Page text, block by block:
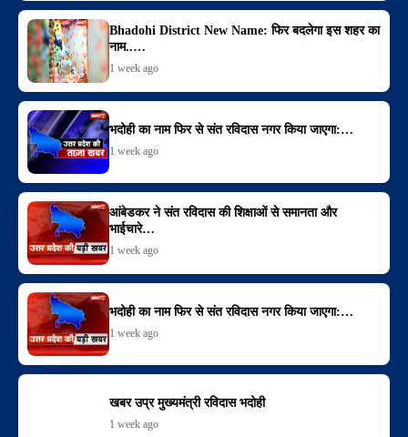
Bhadohi District New Name: फिर बदलेगा इस शहर का
नाम..…
1 week ago
भदोही का नाम फिर से संत रविदास नगर किया जाएगा:…
1 week ago
आंबेडकर ने संत रविदास की शिक्षाओं से समानता और
भाईचारे…
1 week ago
भदोही का नाम फिर से संत रविदास नगर किया जाएगा:…
1 week ago
खबर उप्र मुख्यमंत्री रविदास भदोही
1 week ago